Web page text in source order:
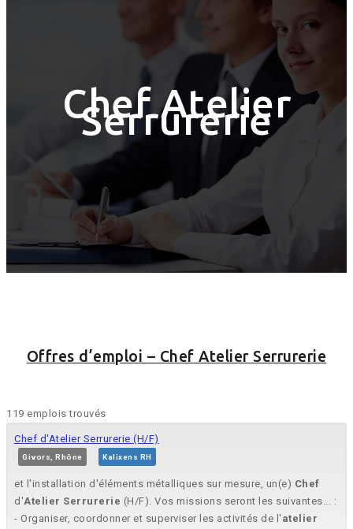
Chef Atelier
Serrurerie
Offres d’emploi – Chef Atelier Serrurerie
119 emplois trouvés
Chef d'Atelier Serrurerie (H/F)
Givors, Rhône Kalixens RH
et l'installation d'éléments métalliques sur mesure, un(e) Chef
d'Atelier Serrurerie (H/F). Vos missions seront les suivantes... :
- Organiser, coordonner et superviser les activités de l' atelier